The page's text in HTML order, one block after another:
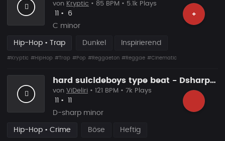
+
von Kryptic • 85 BPM • 5.1k Plays
Likes
• Vorgeschlagen
6
C minor
Hip-Hop • Trap Dunkel Inspirierend
#Kryptic #HipHop #Trap #Pop #Reggaeton #Reggae #Cinematic
hard suicideboys type beat - Dsharp minor - 121bpm mp3,wav
von ViDeliri • 121 BPM • 7k Plays
Likes
• Vorgeschlagen
D-sharp minor
Hip-Hop • Crime Böse Heftig